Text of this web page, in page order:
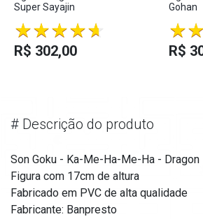
Super Sayajin
R$ 302,00
Gohan
R$
# Descrição do produto
Son Goku - Ka-Me-Ha-Me-Ha -
Figura com 17cm de altura
Fabricado em PVC de alta qualidade
Fabricante: Banpresto